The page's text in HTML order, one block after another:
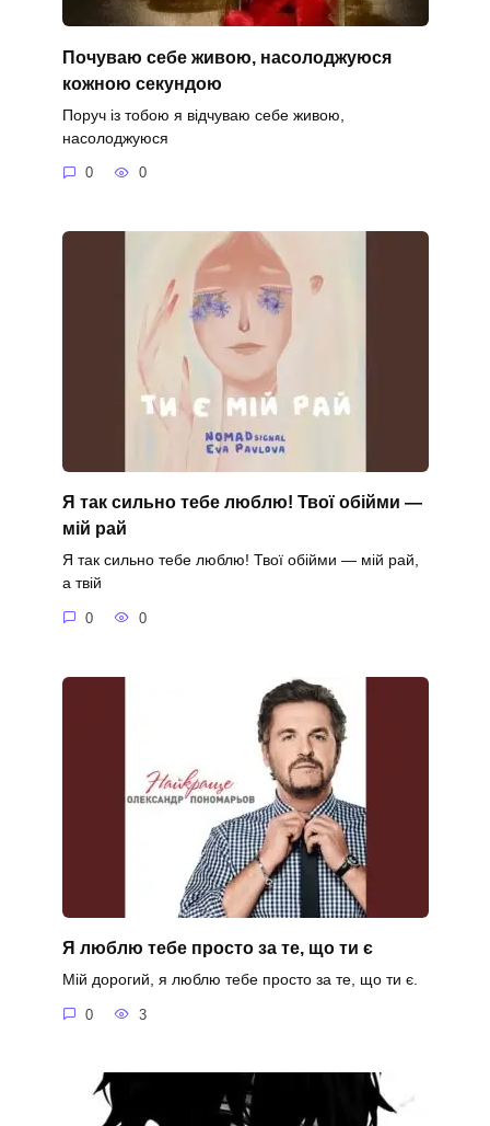
Почуваю себе живою, насолоджуюся
кожною секундою
Поруч із тобою я відчуваю себе живою,
насолоджуюся
0 0
Я так сильно тебе люблю! Твої обійми —
мій рай
Я так сильно тебе люблю! Твої обійми — мій рай,
а твій
0 0
Я люблю тебе просто за те, що ти є
Мій дорогий, я люблю тебе просто за те, що ти є.
0 3